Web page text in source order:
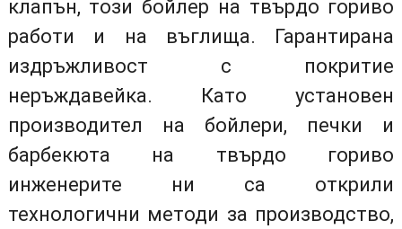
клапън, този бойлер на твърдо гориво
работи и на въглища. Гарантирана
издръжливост с покритие
неръждавейка. Като установен
производител на бойлери, печки и
барбекюта на твърдо гориво
инженерите ни са открили
технологични методи за производство,